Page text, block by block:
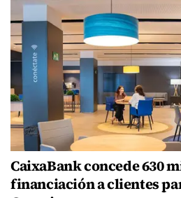
CaixaBank concede 630
financiación a clientes